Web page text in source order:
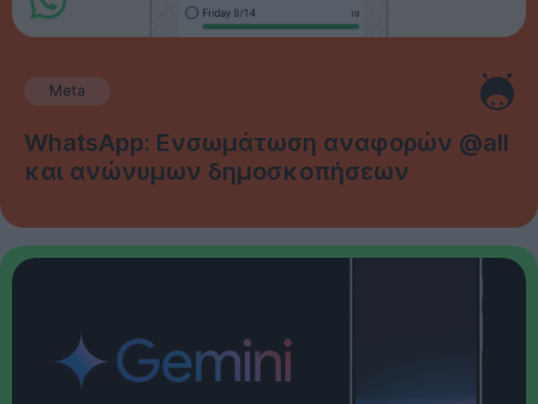
Meta
WhatsApp: Ενσωμάτωση αναφορών @all
και ανώνυμων δημοσκοπήσεων